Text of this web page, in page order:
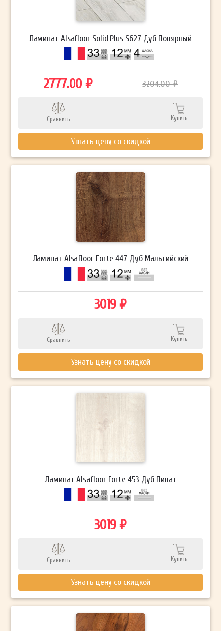
Ламинат Alsafloor Solid Plus S627 Дуб Полярный
2777.00 ₽ 3204.00 ₽
Сравнить Купить
Узнать цену со скидкой
Ламинат Alsafloor Forte 447 Дуб Мальтийский
3019 ₽
Сравнить Купить
Узнать цену со скидкой
Ламинат Alsafloor Forte 453 Дуб Пилат
3019 ₽
Сравнить Купить
Узнать цену со скидкой